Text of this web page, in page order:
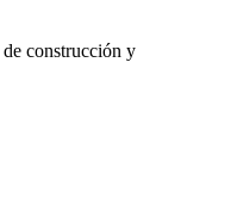
de construcción y